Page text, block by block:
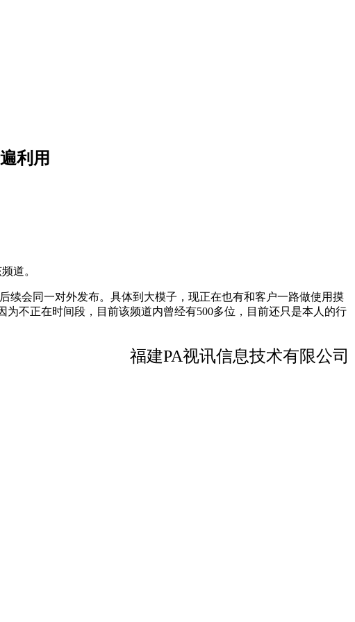
利用
道。
会同一对外发布。具体到大模子，现正在也有和客户一路做使用摸
不正在时间段，目前该频道内曾经有500多位，目前还只是本人的行
福建PA视讯信息技术有限公司